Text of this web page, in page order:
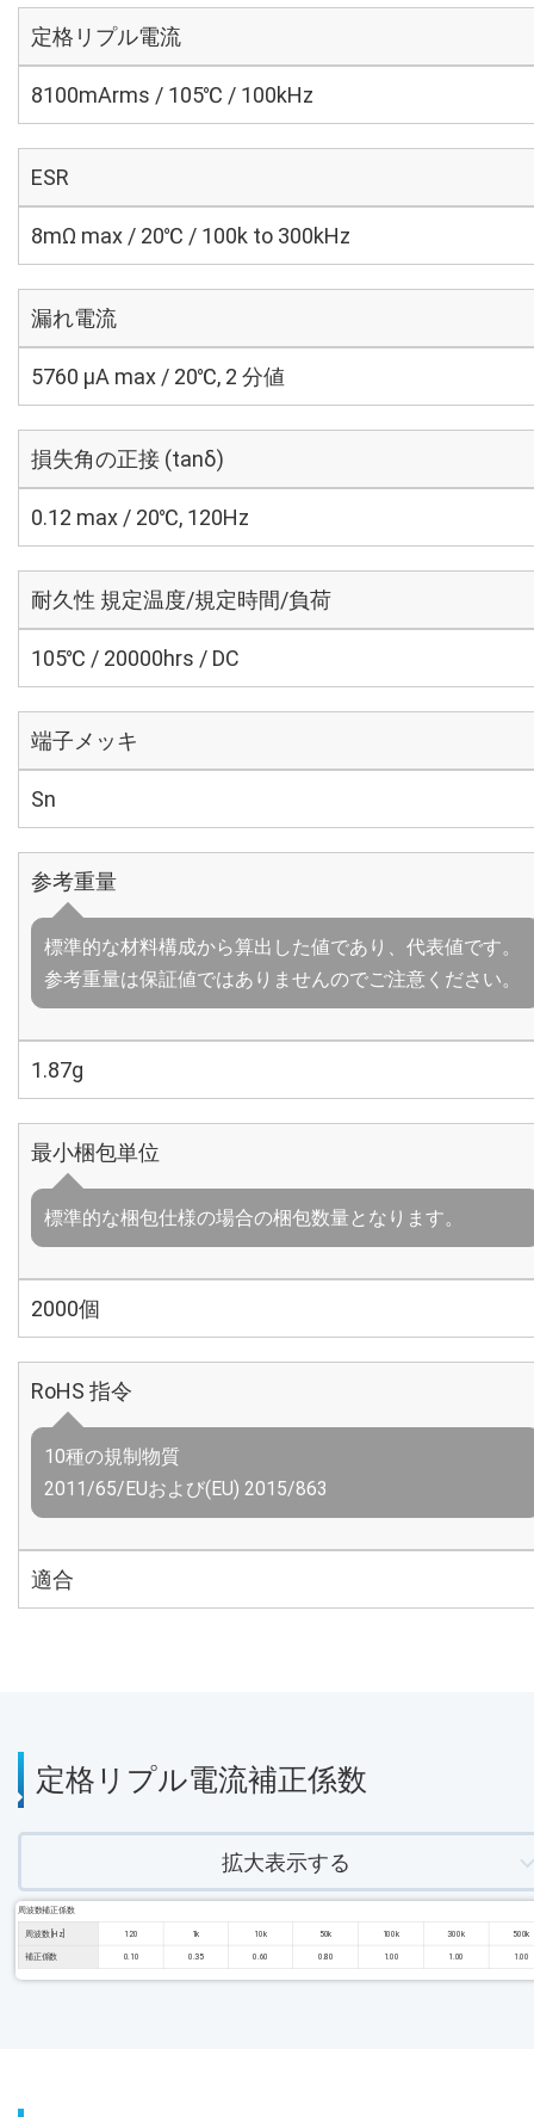
定格リプル電流
8100mArms / 105℃ / 100kHz
ESR
8mΩ max / 20℃ / 100k to 300kHz
漏れ電流
5760 μA max / 20℃, 2 分値
損失角の正接 (tanδ)
0.12 max / 20℃, 120Hz
耐久性 規定温度/規定時間/負荷
105℃ / 20000hrs / DC
端子メッキ
Sn
参考重量
標準的な材料構成から算出した値であり、代表値です。
参考重量は保証値ではありませんのでご注意ください。
1.87g
最小梱包単位
標準的な梱包仕様の場合の梱包数量となります。
2000個
RoHS 指令
10種の規制物質
2011/65/EUおよび(EU) 2015/863
適合
定格リプル電流補正係数
拡大表示する
周波数補正係数
周波数 [Hz] 120 1k 10k 50k 100k 300k 500k
補正係数 0.10 0.35 0.60 0.80 1.00 1.00 1.00